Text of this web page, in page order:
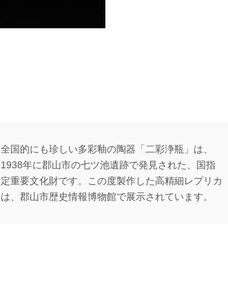
全国的にも珍しい多彩釉の陶器「二彩浄瓶」は、
1938年に郡山市の七ツ池遺跡で発見された、国指
定重要文化財です。この度製作した高精細レプリカ
は、郡山市歴史情報博物館で展示されています。